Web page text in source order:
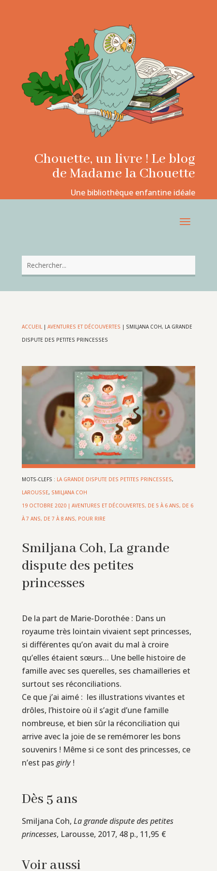
Chouette, un livre ! Le blog
de Madame la Chouette
Une bibliothèque enfantine idéale
ACCUEIL| AVENTURES ET DÉCOUVERTES | SMILJANA COH, LA GRANDE
DISPUTE DES PETITES PRINCESSES
MOTS-CLEFS : LA GRANDE DISPUTE DES PETITES PRINCESSES,
LAROUSSE, SMILJANA COH
19 OCTOBRE 2020| AVENTURES ET DÉCOUVERTES, DE 5 À 6 ANS, DE 6
À 7 ANS, DE 7 À 8 ANS, POUR RIRE
Smiljana Coh, La grande
dispute des petites
princesses
De la part de Marie-Dorothée : Dans un
royaume très lointain vivaient sept princesses,
si différentes qu’on avait du mal à croire
qu’elles étaient sœurs… Une belle histoire de
famille avec ses querelles, ses chamailleries et
surtout ses réconciliations.
Ce que j’ai aimé : les illustrations vivantes et
drôles, l’histoire où il s’agit d’une famille
nombreuse, et bien sûr la réconciliation qui
arrive avec la joie de se remémorer les bons
souvenirs ! Même si ce sont des princesses, ce
n’est pas girly!
Dès 5 ans
Smiljana Coh, La grande dispute des petites
princesses, Larousse, 2017, 48 p., 11,95 €
Voir aussi